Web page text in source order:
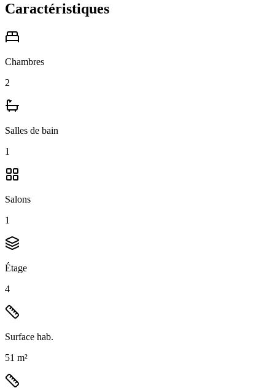
Caractéristiques
Chambres
2
Salles de bain
1
Salons
1
Étage
4
Surface hab.
51 m²